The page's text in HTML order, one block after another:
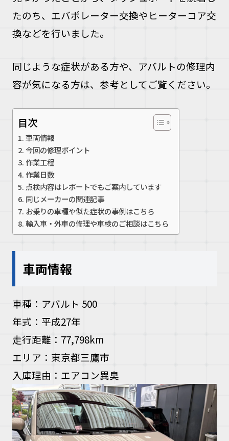
たのち、エバポレーター交換やヒーターコア交
換などを行いました。
同じような症状がある方や、アバルトの修理内
容が気になる方は、参考としてご覧ください。
目次
車両情報
今回の修理ポイント
作業工程
作業日数
点検内容はレポートでもご案内しています
同じメーカーの関連記事
お乗りの車種や似た症状の事例はこちら
輸入車・外車の修理や車検のご相談はこちら
車両情報
車種：アバルト 500
年式：平成27年
走行距離：77,798km
エリア：東京都三鷹市
入庫理由：エアコン異臭